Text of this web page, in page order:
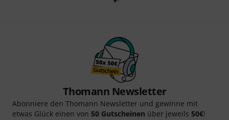
Thomann Newsletter
Abonniere den Thomann Newsletter und gewinne mit
etwas Glück einen von 50 Gutscheinen über jeweils 50€!